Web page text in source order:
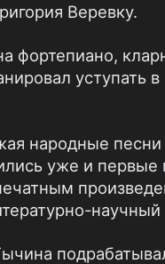
Веревку.
уступать в
народные
уже и первые
научный